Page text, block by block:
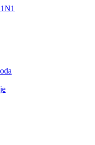
služba Ministarstva privrede